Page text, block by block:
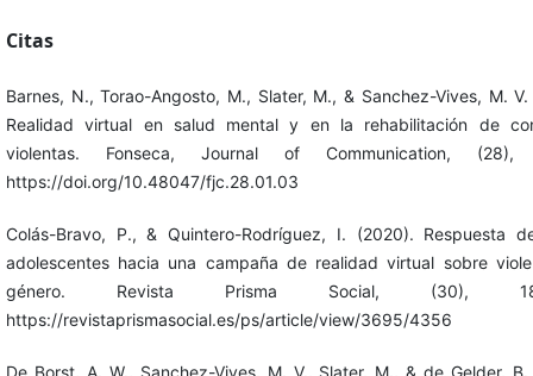
Citas
Barnes, N., Torao-Angosto, M., Slater, M., & Sanchez-Vives, M.
Realidad virtual en salud mental y en la rehabilitación de
violentas. Fonseca, Journal of Communication, (28),
https://doi.org/10.48047/fjc.28.01.03
Colás-Bravo, P., & Quintero-Rodríguez, I. (2020). Respuesta
adolescentes hacia una campaña de realidad virtual sobre
género. Revista Prisma Social, (30),
https://revistaprismasocial.es/ps/article/view/3695/4356
De Borst, A. W., Sanchez-Vives, M. V., Slater, M., & de Gelder,